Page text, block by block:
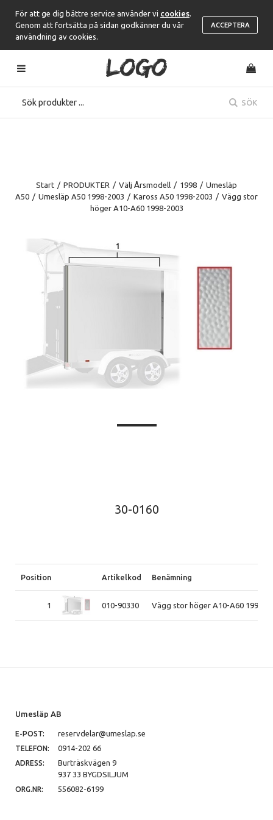
För att ge dig bättre service använder vi cookies
Genom att fortsätta på sidan godkänner du vår
användning av cookies.
ACCEPTERA
SÖK
Start / PRODUKTER / Välj Årsmodell / 1998 / Umesläp
A50 / Umesläp A50 1998-2003 / Kaross A50 1998-2003 / Vägg stor
höger A10-A60 1998-2003
30-0160
Position Artikelkod Benämning
1 010-90330 Vägg stor höger A10-A60 1998-
Umesläp AB
E-POST: reservdelar@umeslap.se
TELEFON: 0914-202 66
ADRESS:
Burträskvägen 9
937 33 BYGDSILJUM
ORG.NR: 556082-6199